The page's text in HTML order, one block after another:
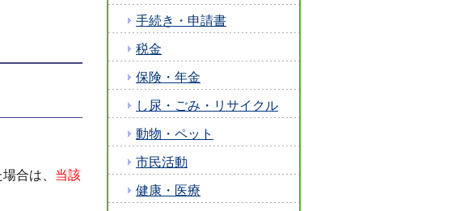
合は、 当該
手続き・申請書
税金
保険・年金
し尿・ごみ・リサイクル
動物・ペット
市民活動
健康・医療